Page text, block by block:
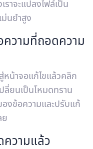
าจะแปลงไฟล์เป็น
นยำสูง
ความที่ถอดความ
หน้าจอแก้ไขแล้วคลิก
ยนเป็นโหมดทราน
งข้อความและปรับแก้
ย
วามแล้ว